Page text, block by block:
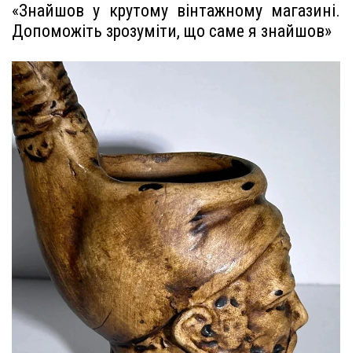
«Знайшов у крутому вінтажному магазині.
Допоможіть зрозуміти, що саме я знайшов»